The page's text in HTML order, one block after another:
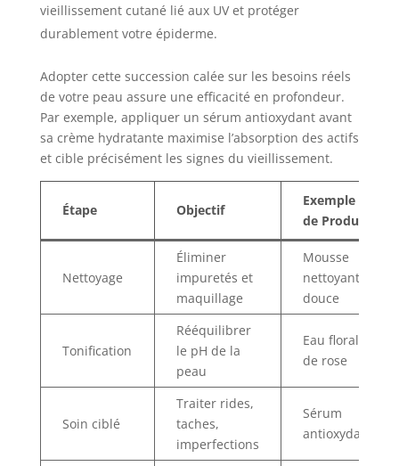
vieillissement cutané lié aux UV et protéger
durablement votre épiderme.
Adopter cette succession calée sur les besoins réels
de votre peau assure une efficacité en profondeur.
Par exemple, appliquer un sérum antioxydant avant
sa crème hydratante maximise l’absorption des actifs
et cible précisément les signes du vieillissement.
Étape Objectif
Exemple
de Produit
Nettoyage
Éliminer
impuretés et
maquillage
Mousse
nettoyante
douce
Tonification
Rééquilibrer
le pH de la
peau
Eau florale
de rose
Soin ciblé
Traiter rides,
taches,
imperfections
Sérum
antioxydant